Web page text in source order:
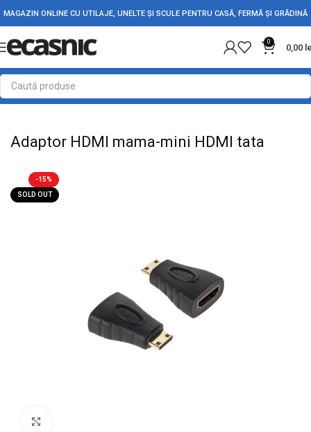
MAGAZIN ONLINE CU UTILAJE, UNELTE ȘI SCULE PENTRU CASĂ, FERMĂ ȘI GRĂDINĂ
0
0,00
Prima pagină Electrice Adaptori Conectori & Mufe
Adaptor HDMI mama-mini HDMI tata
-15%
SOLD OUT